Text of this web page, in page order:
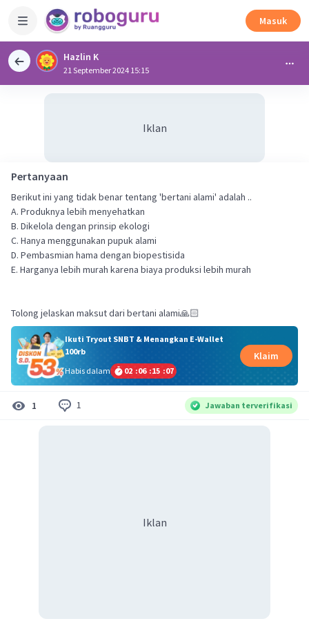
Masuk
Hazlin K
21 September 2024 15:15
Iklan
Pertanyaan
Berikut ini yang tidak benar tentang 'bertani alami' adalah ..
A. Produknya lebih menyehatkan
B. Dikelola dengan prinsip ekologi
C. Hanya menggunakan pupuk alami
D. Pembasmian hama dengan biopestisida
E. Harganya lebih murah karena biaya produksi lebih murah
Tolong jelaskan maksut dari bertani alami🙏🏻
Ikuti Tryout SNBT & Menangkan E-Wallet
100rb
Habis dalam
02 :06 :15 :06
Klaim
1 1 Jawaban terverifikasi
Iklan